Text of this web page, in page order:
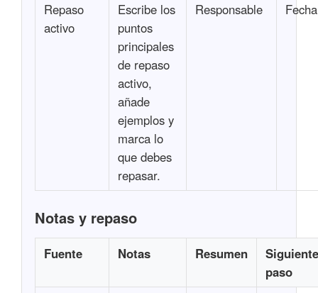
Repaso
activo
Escribe los
puntos
principales
de repaso
activo,
añade
ejemplos y
marca lo
que debes
repasar.
Responsable Fecha
Notas y repaso
Fuente Notas Resumen
Siguiente
paso